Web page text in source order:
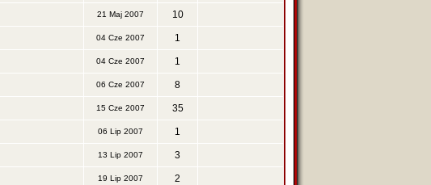
21 Maj 2007 10
04 Cze 2007 1
04 Cze 2007 1
06 Cze 2007 8
15 Cze 2007 35
06 Lip 2007 1
13 Lip 2007 3
19 Lip 2007 2